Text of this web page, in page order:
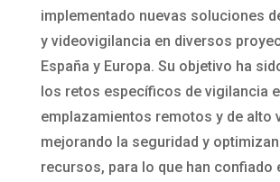
implementado nuevas soluciones
y videovigilancia en diversos
España y Europa. Su objetivo ha
los retos específicos de vigilancia
emplazamientos remotos y de alto
mejorando la seguridad y
recursos, para lo que han confiado